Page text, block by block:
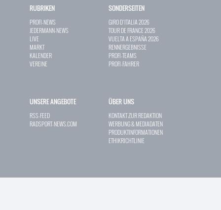
RUBRIKEN
PROFI-NEWS
JEDERMANN-NEWS
LIVE
MARKT
KALENDER
VEREINE
SONDERSEITEN
GIRO D`ITALIA 2026
TOUR DE FRANCE 2026
VUELTA A ESPAÑA 2026
RENNERGEBNISSE
PROFI-TEAMS
PROFI-FAHRER
UNSERE ANGEBOTE
RSS-FEED
RADSPORT-NEWS.COM
ÜBER UNS
KONTAKT ZUR REDAKTION
WERBUNG & MEDIADATEN
PRODUKTINFORMATIONEN
ETHIKRICHTLINIE